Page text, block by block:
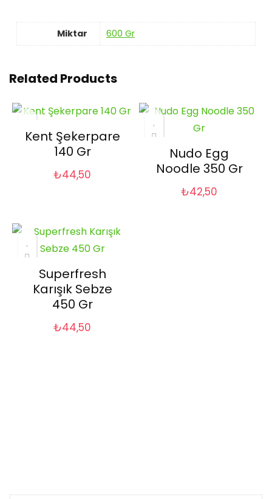
Miktar 600 Gr
Related Products
Kent Şekerpare
140 Gr
₺44,50
Nudo Egg
Noodle 350 Gr
₺42,50
Superfresh
Karışık Sebze
450 Gr
₺44,50